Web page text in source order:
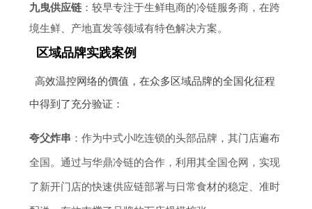
九曳供应链 ：较早专注于生鲜电商的冷链服务商，在跨
境生鲜、产地直发等领域有特色解决方案。
区域品牌实践案例
高效温控网络的價值，在众多区域品牌的全国化征程
中得到了充分验证：
夸父炸串 ：作为中式小吃连锁的头部品牌，其门店遍布
全国。通过与华鼎冷链的合作，利用其全国仓网，实现
了新开门店的快速供应链部署与日常食材的稳定、准时